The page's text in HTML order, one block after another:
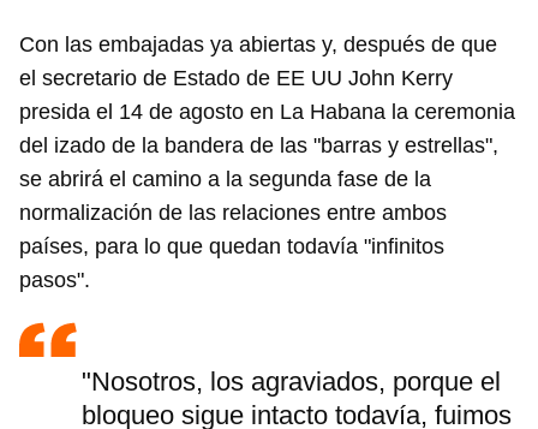
Con las embajadas ya abiertas y, después de que
el secretario de Estado de EE UU John Kerry
presida el 14 de agosto en La Habana la ceremonia
del izado de la bandera de las "barras y estrellas",
se abrirá el camino a la segunda fase de la
normalización de las relaciones entre ambos
países, para lo que quedan todavía "infinitos
pasos".
"Nosotros, los agraviados, porque el
bloqueo sigue intacto todavía, fuimos